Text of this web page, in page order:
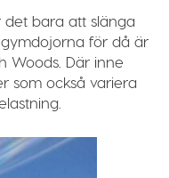
bara att slänga
för då är
Woods. Där inne
som också variera